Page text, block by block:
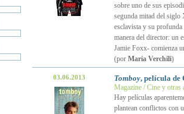
sobre uno de sus
segunda mitad del siglo
esclavista y su
manera del director: un
Jamie Foxx- comienza
(por María Verchili)
03.06.2013 Tomboy, película de
Magazine / Cine y otras
Hay películas
plantean conflictos con